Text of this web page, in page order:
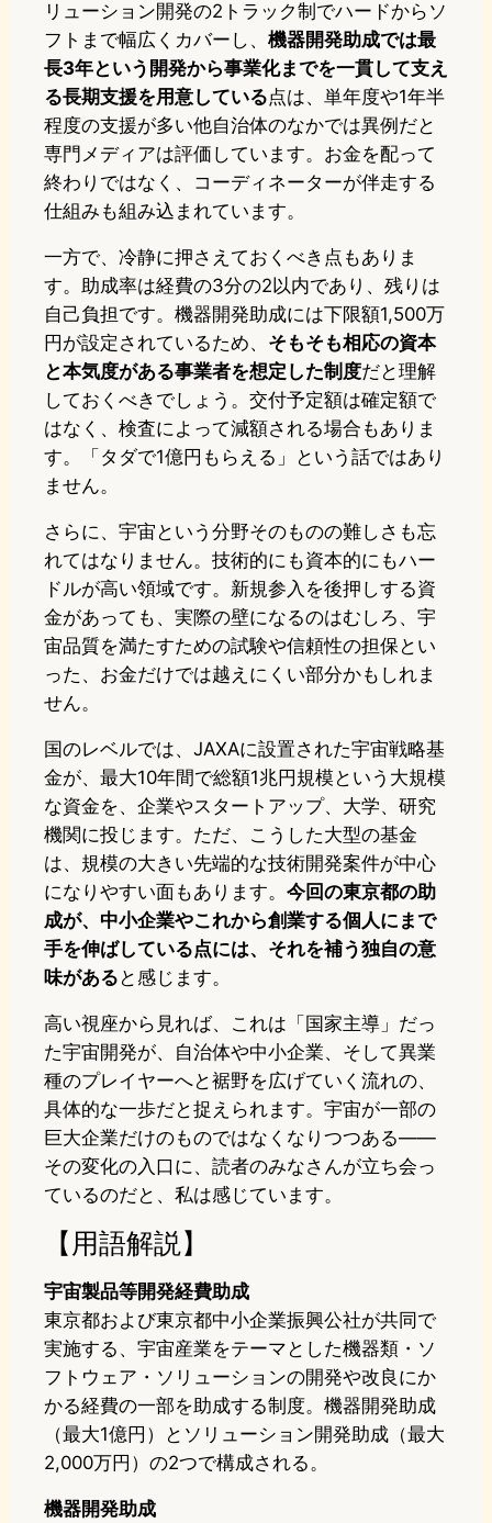
リューション開発の2トラック制でハードからソ
フトまで幅広くカバーし、 機器開発助成では最
長3年という開発から事業化までを一貫して支え
る長期支援を用意している点は、単年度や1年半
程度の支援が多い他自治体のなかでは異例だと
専門メディアは評価しています。お金を配って
終わりではなく、コーディネーターが伴走する
仕組みも組み込まれています。
一方で、冷静に押さえておくべき点もありま
す。助成率は経費の3分の2以内であり、残りは
自己負担です。機器開発助成には下限額1,500万
円が設定されているため、 そもそも相応の資本
と本気度がある事業者を想定した制度だと理解
しておくべきでしょう。交付予定額は確定額で
はなく、検査によって減額される場合もありま
す。「タダで1億円もらえる」という話ではあり
ません。
さらに、宇宙という分野そのものの難しさも忘
れてはなりません。技術的にも資本的にもハー
ドルが高い領域です。新規参入を後押しする資
金があっても、実際の壁になるのはむしろ、宇
宙品質を満たすための試験や信頼性の担保とい
った、お金だけでは越えにくい部分かもしれま
せん。
国のレベルでは、JAXAに設置された宇宙戦略基
金が、最大10年間で総額1兆円規模という大規模
な資金を、企業やスタートアップ、大学、研究
機関に投じます。ただ、こうした大型の基金
は、規模の大きい先端的な技術開発案件が中心
になりやすい面もあります。 今回の東京都の助
成が、中小企業やこれから創業する個人にまで
手を伸ばしている点には、それを補う独自の意
味がある と感じます。
高い視座から見れば、これは「国家主導」だっ
た宇宙開発が、自治体や中小企業、そして異業
種のプレイヤーへと裾野を広げていく流れの、
具体的な一歩だと捉えられます。宇宙が一部の
巨大企業だけのものではなくなりつつある——
その変化の入口に、読者のみなさんが立ち会っ
ているのだと、私は感じています。
【用語解説】
宇宙製品等開発経費助成
東京都および東京都中小企業振興公社が共同で
実施する、宇宙産業をテーマとした機器類・ソ
フトウェア・ソリューションの開発や改良にか
かる経費の一部を助成する制度。機器開発助成
（最大1億円）とソリューション開発助成（最大
2,000万円）の2つで構成される。
機器開発助成